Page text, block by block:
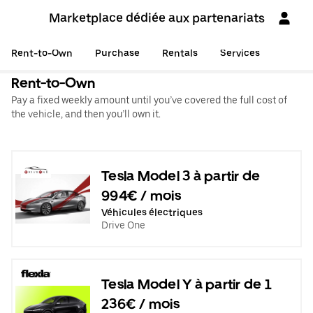
Marketplace dédiée aux partenariats
Rent-to-Own Purchase Rentals Services
Rent-to-Own
Pay a fixed weekly amount until you’ve covered the full cost of
the vehicle, and then you’ll own it.
Tesla Model 3 à partir de
994€ / mois
Véhicules électriques
Drive One
Tesla Model Y à partir de 1
236€ / mois